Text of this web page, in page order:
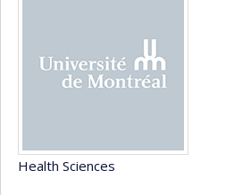
Health Sciences